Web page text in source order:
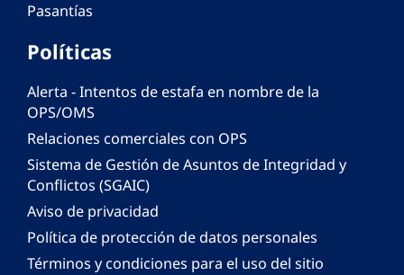
Pasantías
Políticas
Alerta - Intentos de estafa en nombre de la
OPS/OMS
Relaciones comerciales con OPS
Sistema de Gestión de Asuntos de Integridad y
Conflictos (SGAIC)
Aviso de privacidad
Política de protección de datos personales
Términos y condiciones para el uso del sitio